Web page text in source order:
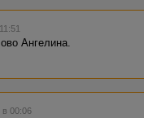
Ангелина.
в 00:06